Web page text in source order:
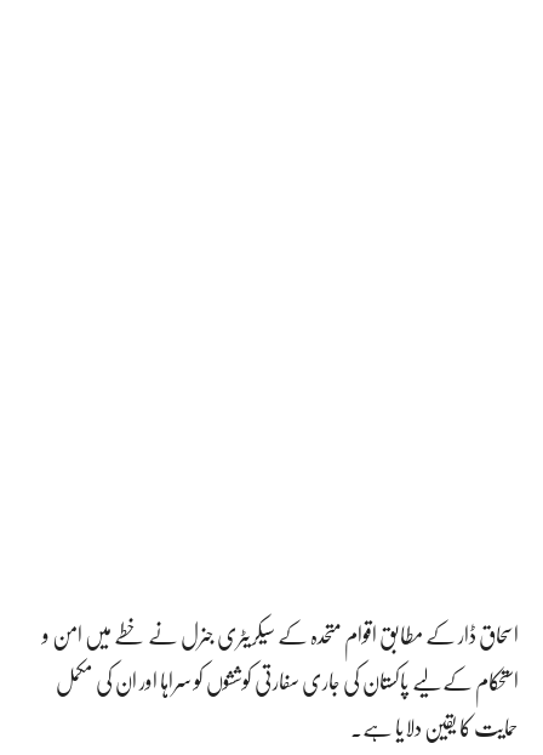
اسحاق ڈار کے مطابق اقوام متحدہ کے سیکریٹری جنرل نے خطے میں امن و
استحکام کے لیے پاکستان کی جاری سفارتی کوششوں کو سراہا اور ان کی مکمل
حمایت کا یقین دلایا ہے۔